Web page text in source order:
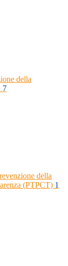
della
7
della
(PTPCT) 1